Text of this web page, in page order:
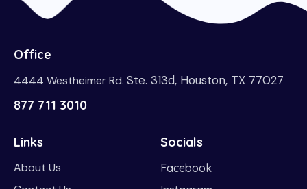
Office
4444 Westheimer Rd. Ste. 313d, Houston, TX 77027
877 711 3010
Links
About Us
Socials
Facebook